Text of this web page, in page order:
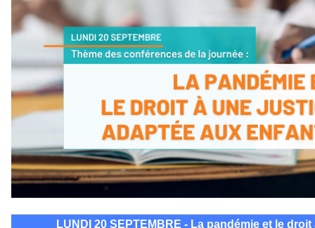
LUNDI 20 SEPTEMBRE - La pandémie et le